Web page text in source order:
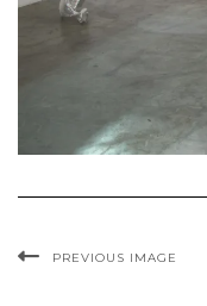
PREVIOUS IMAGE